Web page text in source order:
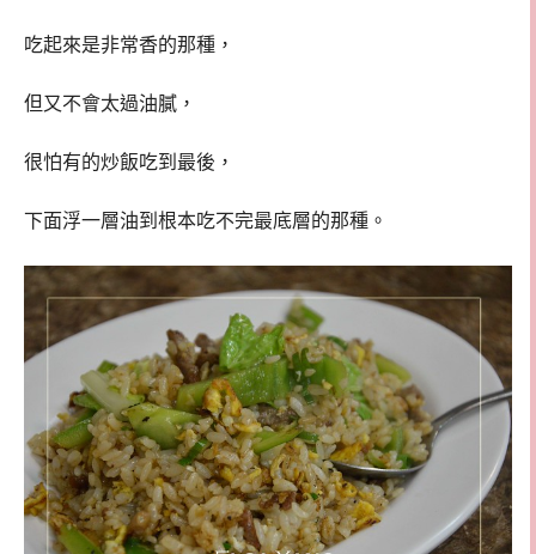
吃起來是非常香的那種，
但又不會太過油膩，
很怕有的炒飯吃到最後，
下面浮一層油到根本吃不完最底層的那種。